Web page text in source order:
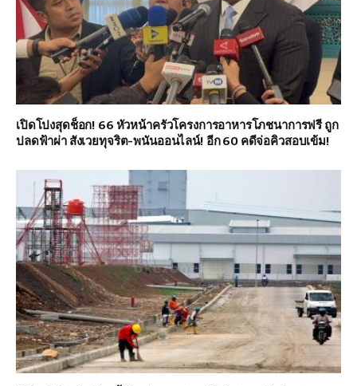
เปิดโปงสุดช็อก! 66 หัวหน้าครัวโครงการอาหารโภชนาการฟรี ถูก
ปลดฟ้าผ่า สังเวยทุจริต-พนันออนไลน์! อีก 60 คดีจ่อคิวสอบเข้ม!